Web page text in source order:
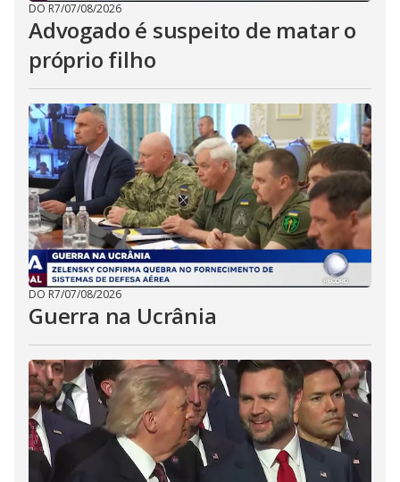
DO R7/07/08/2026
Advogado é suspeito de matar o
próprio filho
DO R7/07/08/2026
Guerra na Ucrânia